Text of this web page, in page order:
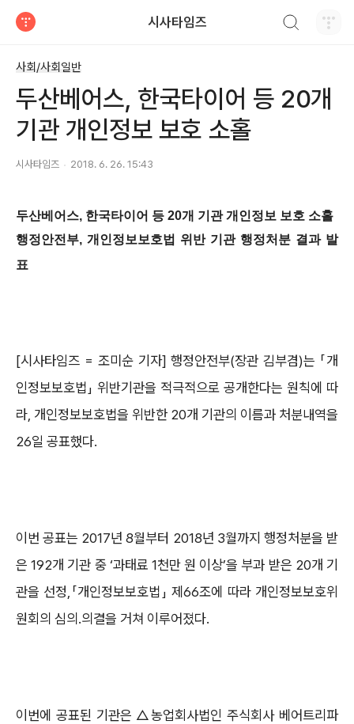
시사타임즈
사회/사회일반
두산베어스, 한국타이어 등 20개
기관 개인정보 보호 소홀
시사타임즈 2018. 6. 26. 15:43
두산베어스, 한국타이어 등 20개 기관 개인정보 보호 소홀
행정안전부, 개인정보보호법 위반 기관 행정처분 결과 발
표
[시사타임즈 = 조미순 기자] 행정안전부(장관 김부겸)는 「개
인정보보호법」 위반기관을 적극적으로 공개한다는 원칙에 따
라, 개인정보보호법을 위반한 20개 기관의 이름과 처분내역을
26일 공표했다.
이번 공표는 2017년 8월부터 2018년 3월까지 행정처분을 받
은 192개 기관 중 ‘과태료 1천만 원 이상’을 부과 받은 20개 기
관을 선정,「개인정보보호법」 제66조에 따라 개인정보보호위
원회의 심의․의결을 거쳐 이루어졌다.
이번에 공표된 기관은 △농업회사법인 주식회사 베어트리파